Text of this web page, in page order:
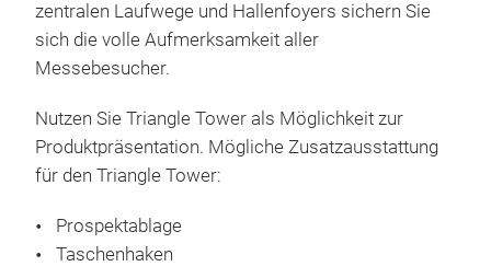
zentralen Laufwege und Hallenfoyers sichern Sie
sich die volle Aufmerksamkeit aller
Messebesucher.
Nutzen Sie Triangle Tower als Möglichkeit zur
Produktpräsentation. Mögliche Zusatzausstattung
für den Triangle Tower:
Prospektablage
Taschenhaken